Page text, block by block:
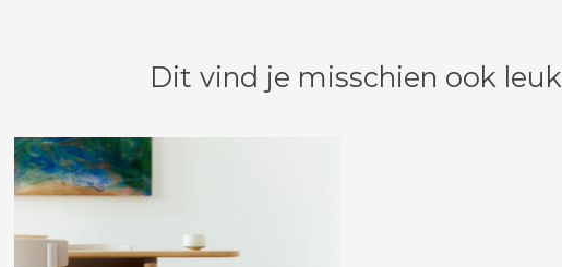
Dit vind je misschien ook leuk